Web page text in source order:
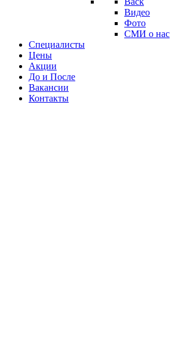
Видео
Фото
СМИ о нас
Специалисты
Цены
Акции
До и После
Вакансии
Контакты